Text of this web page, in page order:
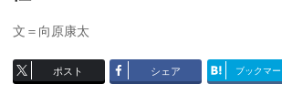
文＝向原康太
ポスト シェア ブックマ